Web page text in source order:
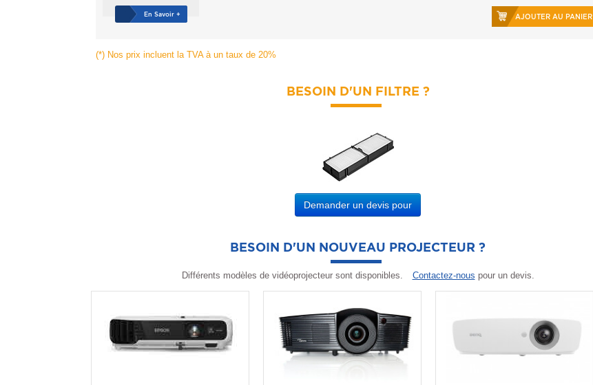
En Savoir + AJOUTER AU PANIER
(*) Nos prix incluent la TVA à un taux de 20%
BESOIN D'UN FILTRE ?
Demander un devis pour
BESOIN D'UN NOUVEAU PROJECTEUR ?
Différents modèles de vidéoprojecteur sont disponibles. Contactez-nous pour un devis.